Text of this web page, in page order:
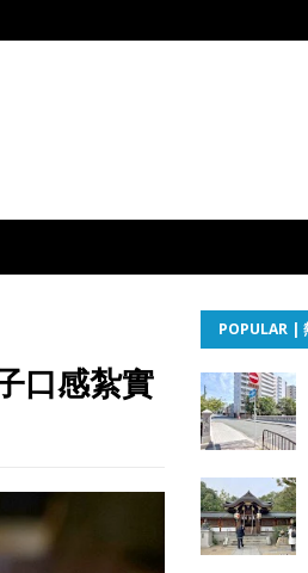
口感紮實
POPULAR |